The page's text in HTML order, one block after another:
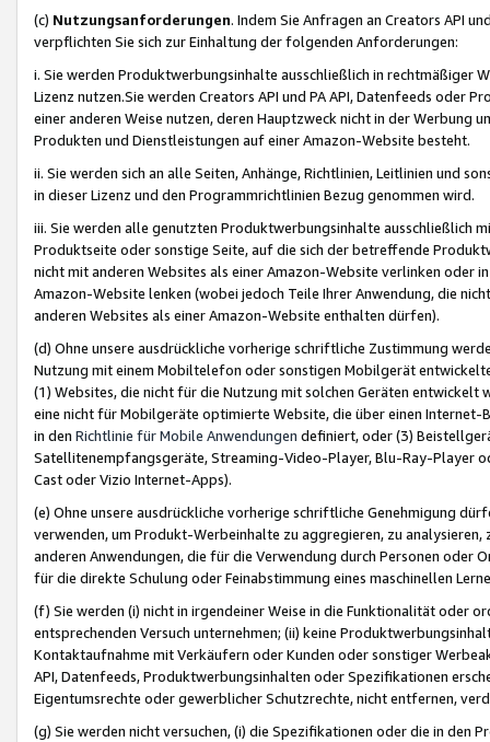
(c) Nutzungsanforderungen. Indem Sie Anfragen an Creators API
verpflichten Sie sich zur Einhaltung der folgenden Anforderungen:
i. Sie werden Produktwerbungsinhalte ausschließlich in rechtmäßiger
Lizenz nutzen.Sie werden Creators API und PA API, Datenfeeds oder
einer anderen Weise nutzen, deren Hauptzweck nicht in der Werbung
Produkten und Dienstleistungen auf einer Amazon-Website besteht.
ii. Sie werden sich an alle Seiten, Anhänge, Richtlinien, Leitlinien und
in dieser Lizenz und den Programmrichtlinien Bezug genommen wird.
iii. Sie werden alle genutzten Produktwerbungsinhalte ausschließlich
Produktseite oder sonstige Seite, auf die sich der betreffende
nicht mit anderen Websites als einer Amazon-Website verlinken oder
Amazon-Website lenken (wobei jedoch Teile Ihrer Anwendung, die
anderen Websites als einer Amazon-Website enthalten dürfen).
(d) Ohne unsere ausdrückliche vorherige schriftliche Zustimmung
Nutzung mit einem Mobiltelefon oder sonstigen Mobilgerät
(1) Websites, die nicht für die Nutzung mit solchen Geräten
eine nicht für Mobilgeräte optimierte Website, die über einen
in den Richtlinie für Mobile Anwendungen definiert, oder (3)
Satellitenempfangsgeräte, Streaming-Video-Player, Blu-Ray-Player
Cast oder Vizio Internet-Apps).
(e) Ohne unsere ausdrückliche vorherige schriftliche Genehmigung
verwenden, um Produkt-Werbeinhalte zu aggregieren, zu
anderen Anwendungen, die für die Verwendung durch Personen
für die direkte Schulung oder Feinabstimmung eines maschinellen
(f) Sie werden (i) nicht in irgendeiner Weise in die Funktionalität oder
entsprechenden Versuch unternehmen; (ii) keine
Kontaktaufnahme mit Verkäufern oder Kunden oder sonstiger
API, Datenfeeds, Produktwerbungsinhalten oder Spezifikationen
Eigentumsrechte oder gewerblicher Schutzrechte, nicht entfernen,
(g) Sie werden nicht versuchen, (i) die Spezifikationen oder die in